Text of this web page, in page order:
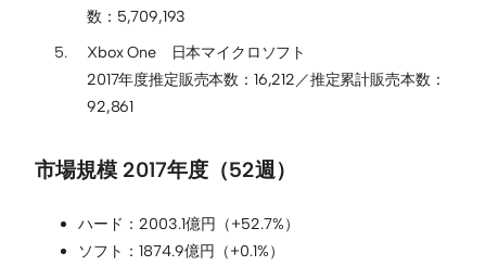
数：5,709,193
Xbox One 日本マイクロソフト
2017年度推定販売本数：16,212／推定累計販売本数：
92,861
市場規模 2017年度（52週）
ハード：2003.1億円（+52.7%）
ソフト：1874.9億円（+0.1%）